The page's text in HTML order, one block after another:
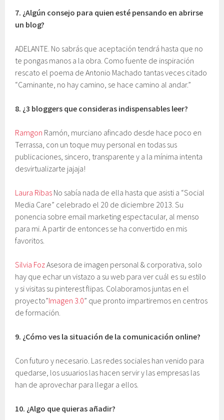
7. ¿Algún consejo para quien esté pensando en abrirse
un blog?
ADELANTE. No sabrás que aceptación tendrá hasta que no
te pongas manos a la obra. Como fuente de inspiración
rescato el poema de Antonio Machado tantas veces citado
“Caminante, no hay camino, se hace camino al andar.”
8. ¿3 bloggers que consideras indispensables leer?
Ramgon Ramón, murciano afincado desde hace poco en
Terrassa, con un toque muy personal en todas sus
publicaciones, sincero, transparente y a la mínima intenta
desvirtualizarte jajaja!
Laura Ribas No sabía nada de ella hasta que asisti a “Social
Media Care” celebrado el 20 de diciembre 2013. Su
ponencia sobre email marketing espectacular, al menso
para mi. A partir de entonces se ha convertido en mis
favoritos.
Silvia FozAsesora de imagen personal & corporativa, solo
hay que echar un vistazo a su web para ver cuál es su estilo
y si visitas su pinterest flipas. Colaboramos juntas en el
proyecto”Imagen 3.0” que pronto impartiremos en centros
de formación.
9. ¿Cómo ves la situación de la comunicación online?
Con futuro y necesario. Las redes sociales han venido para
quedarse, los usuarios las hacen servir y las empresas las
han de aprovechar para llegar a ellos.
10. ¿Algo que quieras añadir?